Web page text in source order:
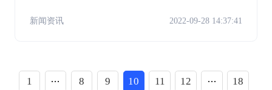
服、护目镜和头盔。
新闻资讯 2022-09-28 14:37:41
1 8 9 10 11 12 18